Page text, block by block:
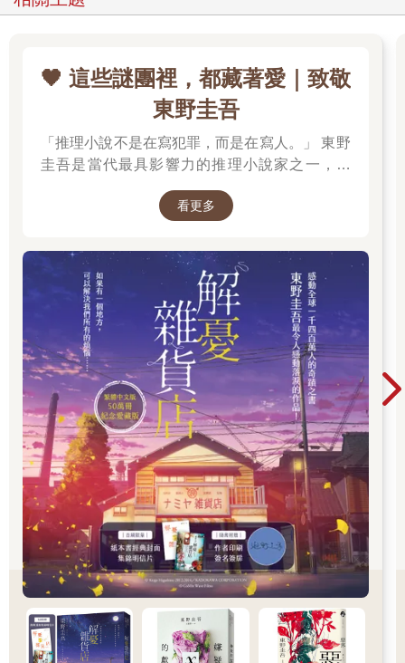
🖤 這些謎團裡，都藏著愛｜致敬
東野圭吾
「推理小說不是在寫犯罪，而是在寫人。」 東野
圭吾是當代最具影響力的推理小說家之一，自
年間創作超過百部作品，留下《白夜行》、《嫌
憂雜貨店》等無數經典，陪伴一代又一代讀者，
也讓推理小說跨越了類型文學的界線。 在他的故
事裡，推理從來不是終點。每一樁案件的背後，
都藏著人性的幽微、親情的牽絆、愛情的遺憾，
以及對生命最深刻的凝視。當真相揭曉的那一
刻，留在讀者心中的，往往不是兇手是誰，而是
那些無法言說的情感。
看更多